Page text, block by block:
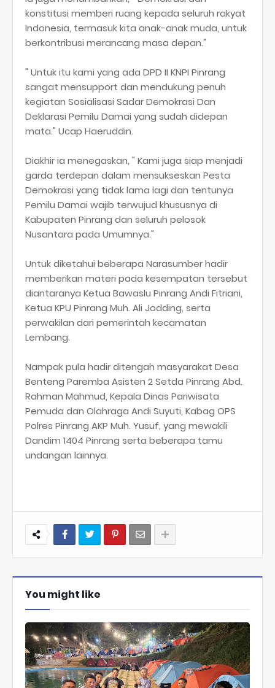
konstitusi memberi ruang kepada seluruh rakyat
Indonesia, termasuk kita anak-anak muda, untuk
berkontribusi merancang masa depan."
" Untuk itu kami yang ada DPD II KNPI Pinrang
sangat mensupport dan mendukung penuh
kegiatan Sosialisasi Sadar Demokrasi Dan
Deklarasi Pemilu Damai yang sudah didepan
mata." Ucap Haeruddin.
Diakhir ia menegaskan, " Kami juga siap menjadi
garda terdepan dalam mensukseskan Pesta
Demokrasi yang tidak lama lagi dan tentunya
Pemilu Damai wajib terwujud khususnya di
Kabupaten Pinrang dan seluruh pelosok
Nusantara pada Umumnya."
Untuk diketahui beberapa Narasumber hadir
memberikan materi pada kesempatan tersebut
diantaranya Ketua Bawaslu Pinrang Andi Fitriani,
Ketua KPU Pinrang Muh. Ali Jodding, serta
perwakilan dari pemerintah kecamatan
Lembang.
Nampak pula hadir ditengah masyarakat Desa
Benteng Paremba Asisten 2 Setda Pinrang Abd.
Rahman Mahmud, Kepala Dinas Pariwisata
Pemuda dan Olahraga Andi Suyuti, Kabag OPS
Polres Pinrang AKP Muh. Yusuf, yang mewakili
Dandim 1404 Pinrang serta beberapa tamu
undangan lainnya.
You might like